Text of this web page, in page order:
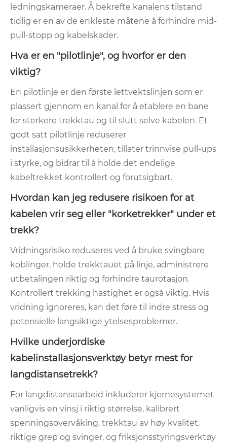
ledningskameraer. Å bekrefte kanalens tilstand
tidlig er en av de enkleste måtene å forhindre mid-
pull-stopp og kabelskader.
Hva er en "pilotlinje", og hvorfor er den
viktig?
En pilotlinje er den første lettvektslinjen som er
plassert gjennom en kanal for å etablere en bane
for sterkere trekktau og til slutt selve kabelen. Et
godt satt pilotlinje reduserer
installasjonsusikkerheten, tillater trinnvise pull-ups
i styrke, og bidrar til å holde det endelige
kabeltrekket kontrollert og forutsigbart.
Hvordan kan jeg redusere risikoen for at
kabelen vrir seg eller "korketrekker" under et
trekk?
Vridningsrisiko reduseres ved å bruke svingbare
koblinger, holde trekktauet på linje, administrere
utbetalingen riktig og forhindre taurotasjon.
Kontrollert trekking hastighet er også viktig. Hvis
vridning ignoreres, kan det føre til indre stress og
potensielle langsiktige ytelsesproblemer.
Hvilke underjordiske
kabelinstallasjonsverktøy betyr mest for
langdistansetrekk?
For langdistansearbeid inkluderer kjernesystemet
vanligvis en vinsj i riktig størrelse, kalibrert
spenningsovervåking, trekktau av høy kvalitet,
riktige grep og svinger, og friksjonsstyringsverktøy